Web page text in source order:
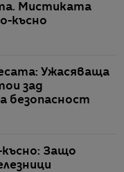
Мистиката
късно
Ужасяваща
зад
безопасност
Защо